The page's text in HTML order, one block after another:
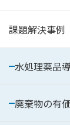
課題解決事例
水処理薬品
廃棄物の有